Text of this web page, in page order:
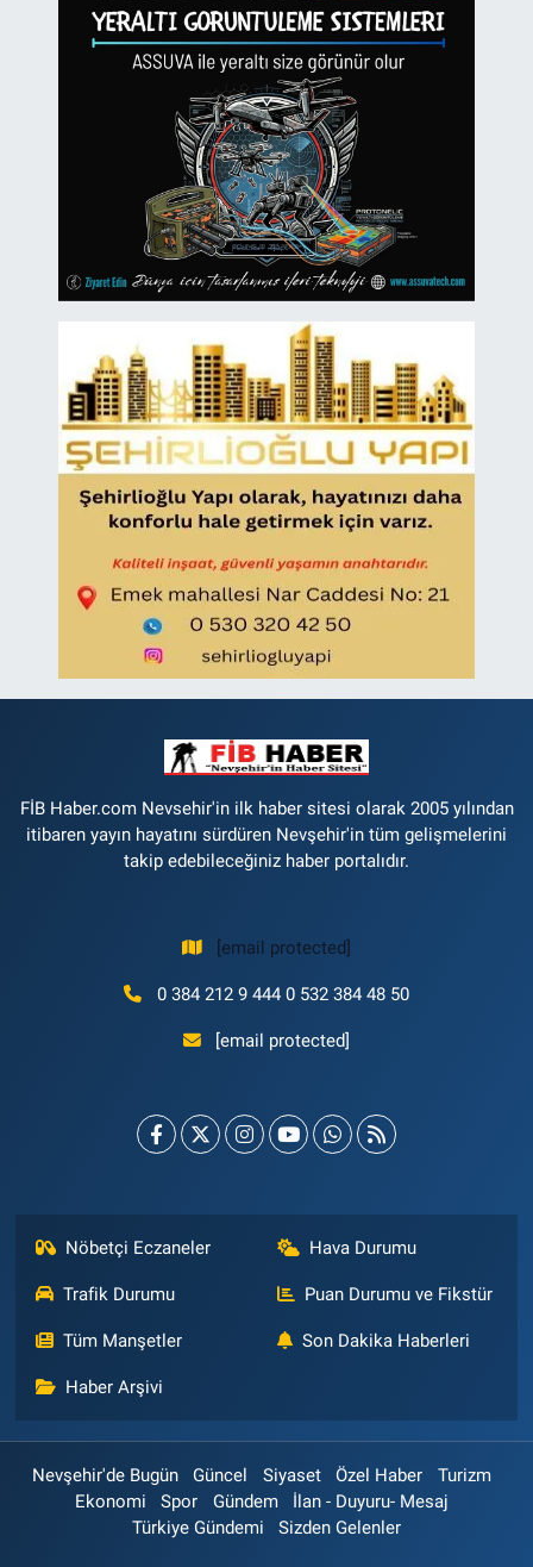
FİB Haber.com Nevsehir'in ilk haber sitesi olarak 2005 yılından
itibaren yayın hayatını sürdüren Nevşehir'in tüm gelişmelerini
takip edebileceğiniz haber portalıdır.
[email protected]
0 384 212 9 444 0 532 384 48 50
[email protected]
Nöbetçi Eczaneler Hava Durumu
Trafik Durumu Puan Durumu ve Fikstür
Tüm Manşetler Son Dakika Haberleri
Haber Arşivi
Nevşehir'de Bugün Güncel Siyaset Özel Haber
Turizm
Ekonomi
Spor Gündem
İlan - Duyuru- Mesaj
Türkiye Gündemi
Sizden Gelenler